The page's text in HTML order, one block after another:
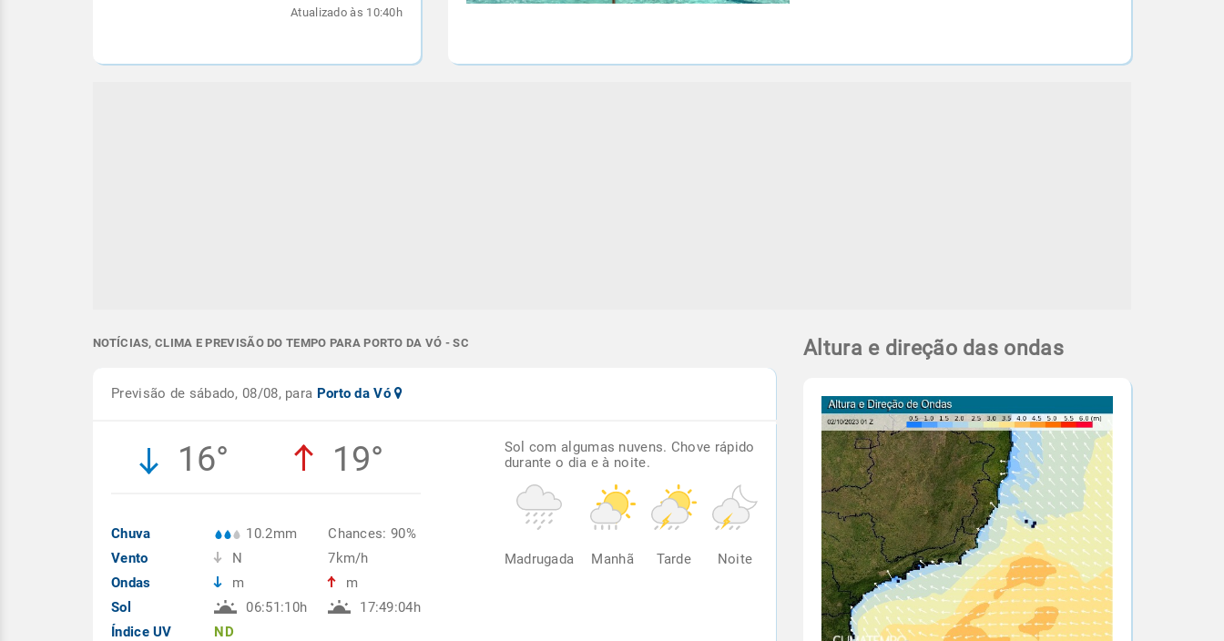
Atualizado às 10:40h
NOTÍCIAS, CLIMA E PREVISÃO DO TEMPO PARA PORTO DA VÓ - SC
Previsão de sábado, 08/08, para Porto da Vó
16° 19°
Chuva
Vento
Ondas
Sol
Índice UV
10.2mm
N
m
06:51:10h
ND
Chances: 90%
7km/h
m
17:49:04h
Sol com algumas nuvens. Chove rápido
durante o dia e à noite.
Madrugada Manhã Tarde Noite
Altura e direção das ondas